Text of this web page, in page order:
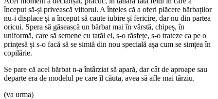
început să-și privească viitorul. A înțeles că a oferi plăcere bărbaților
nu-i displace și a început să caute iubire și fericire, dar nu din partea
oricui. Spera să găsească un bărbat mai în vârstă, chipeș, în
uniformă, care să semene cu tatăl ei, s-o răsfețe, s-o trateze ca pe o
prințesă și s-o facă să se simtă din nou specială așa cum se simțea în
copilărie.
Se pare că acel bărbat n-a întârziat să apară, dar cât de aproape sau
departe era de modelul pe care îl căuta, avea să afle mai târziu.
(va urma)